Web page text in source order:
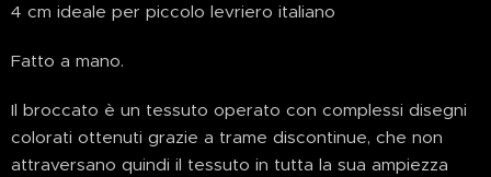
4 cm ideale per piccolo levriero italiano
Fatto a mano.
Il broccato è un tessuto operato con complessi disegni
colorati ottenuti grazie a trame discontinue, che non
attraversano quindi il tessuto in tutta la sua ampiezza